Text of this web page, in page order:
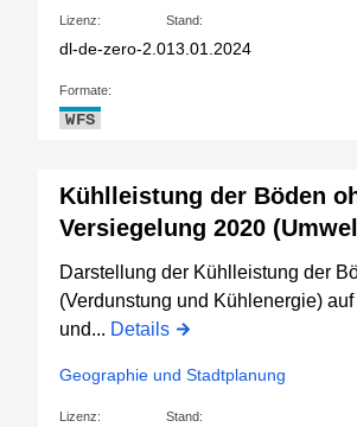
Lizenz:
dl-de-zero-2.0
Stand:
13.01.2024
Formate:
WFS
Kühlleistung der Böden
Versiegelung 2020
Darstellung der Kühlleistung der
(Verdunstung und Kühlenergie)
und... Details
Geographie und Stadtplanung
Lizenz: Stand: